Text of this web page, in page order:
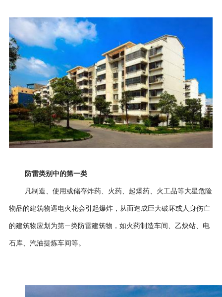
防雷类别 中的第一类
凡制造、使用或储存炸药、火药、起爆药、火工品等大星危险
物品的建筑物遇电火花会引起爆炸，从而造成巨大破坏或人身伤亡
的建筑物应划为第—类防雷建筑物，如火药制造车间、乙炔站、电
石库、汽油提炼车间等。